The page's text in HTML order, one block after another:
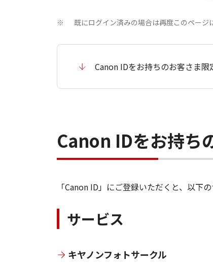
※ 既にログイン済みの場合は再度このページ
Canon IDをお持ちのお客さま限
Canon IDをお持ち
「Canon ID」にご登録いただくと、以下
サービス
キヤノンフォトサークル